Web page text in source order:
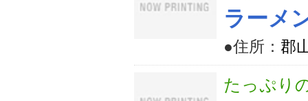
ラーメ
●住所： 郡
たっぷり